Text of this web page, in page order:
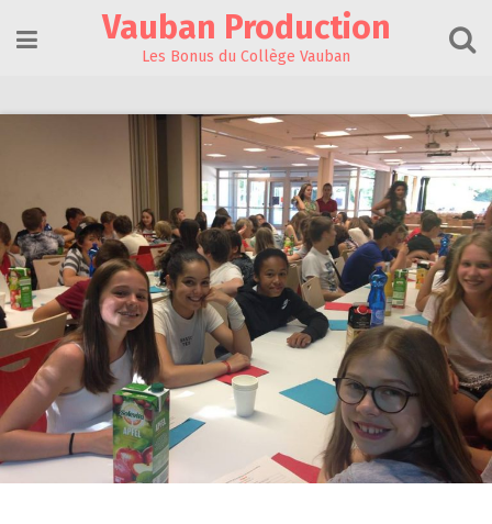
content
Vauban Production
Les Bonus du Collège Vauban